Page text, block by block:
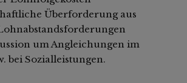
Überforderung aus
um Angleichungen im
bei Sozialleistungen.